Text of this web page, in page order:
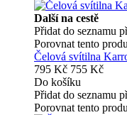
Další na cestě
Přidat do seznamu
Porovnat tento
Čelová svítilna
795 Kč 755 Kč
Do košíku
Přidat do seznamu
Porovnat tento